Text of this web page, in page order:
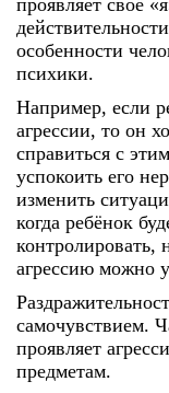
проявляет своё
особенности
психики.
Например, если
агрессии, то он
справиться с
успокоить его
изменить
когда ребёнок
контролировать,
агрессию можно
самочувствием.
проявляет
предметам.